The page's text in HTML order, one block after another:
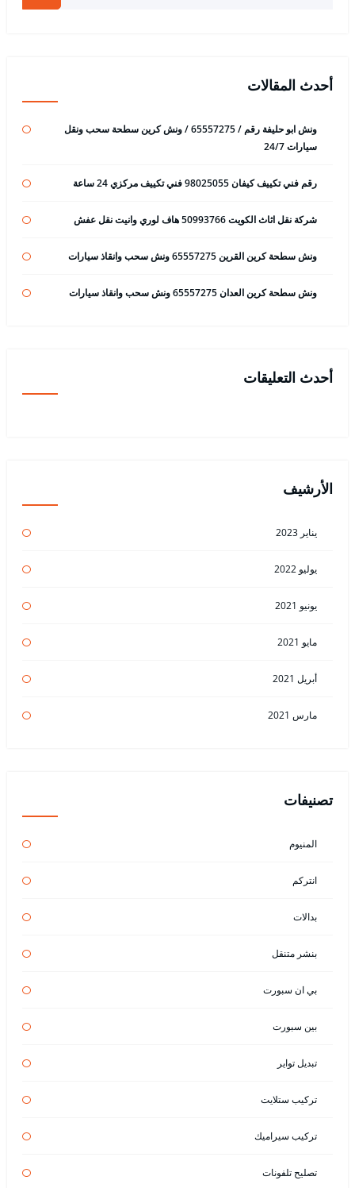
أحدث المقالات
ونش ابو حليفة رقم / 65557275 / ونش كرين سطحة سحب ونقل
سيارات 24/7
رقم فني تكييف كيفان 98025055 فني تكييف مركزي 24 ساعة
شركة نقل اثاث الكويت 50993766 هاف لوري وانيت نقل عفش
ونش سطحة كرين القرين 65557275 ونش سحب وانقاذ سيارات
ونش سطحة كرين العدان 65557275 ونش سحب وانقاذ سيارات
أحدث التعليقات
الأرشيف
يناير 2023
يوليو 2022
يونيو 2021
مايو 2021
أبريل 2021
مارس 2021
تصنيفات
المنيوم
انتركم
بدالات
بنشر متنقل
بي ان سبورت
بين سبورت
تبديل تواير
تركيب ستلايت
تركيب سيراميك
تصليح تلفونات